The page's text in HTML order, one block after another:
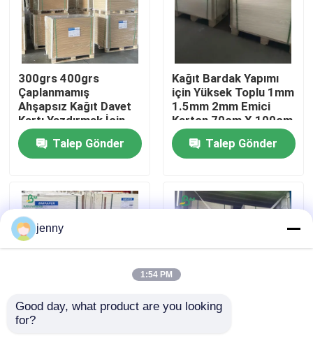
Hakkımızda
Fabrika turu
Kalite kontrol
Haberler
300grs 400grs
Çaplanmamış
Ahşapsız Kağıt Davet
Kartı Yazdırmak İçin
Beyaz Kapak
Talep Gönder
Kağıt Bardak Yapımı
için Yüksek Toplu 1mm
1.5mm 2mm Emici
Karton 70cm X 100cm
Talep Gönder
60pt 80pt Bar otel
jenny
1:54 PM
Good day, what product are you looking
for?